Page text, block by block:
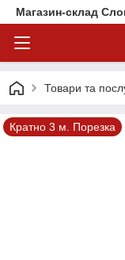
Магазин-склад
Товари та
Кратно 3 м. Порезка